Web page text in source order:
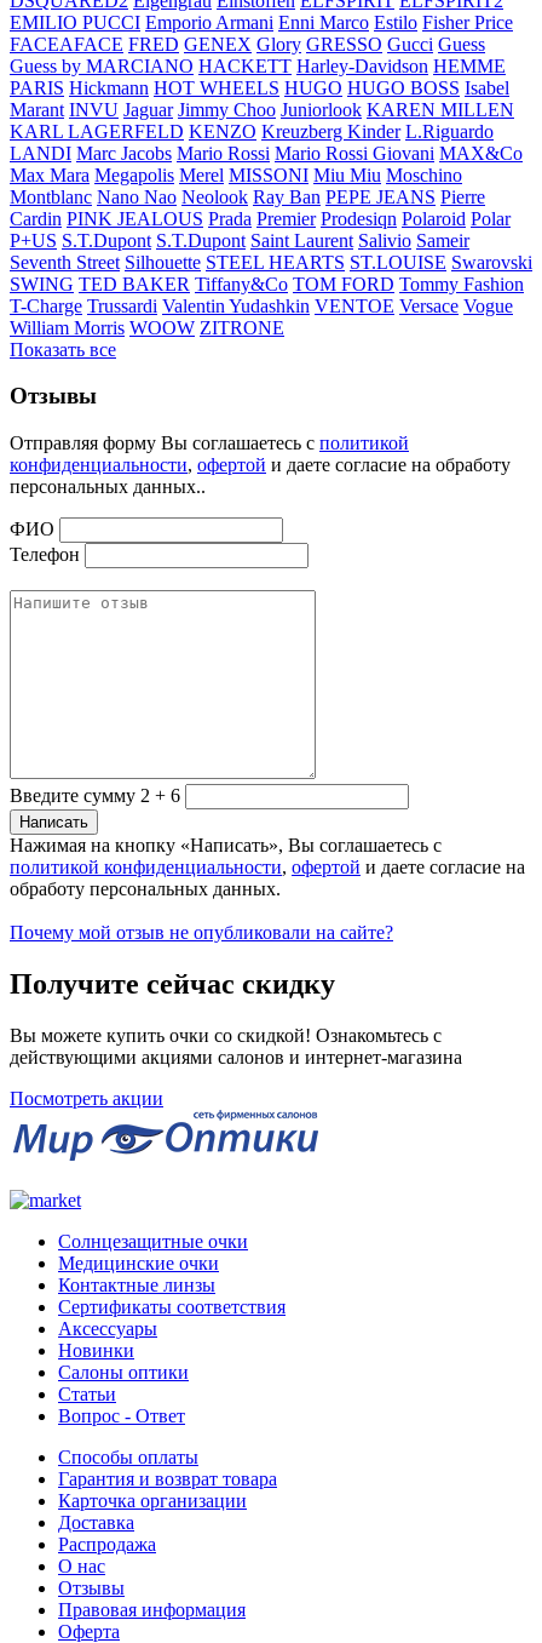
EMILIO PUCCI Emporio Armani Enni Marco Estilo Fisher Price
FACEAFACE FRED GENEX Glory GRESSO Gucci Guess
Guess by MARCIANO HACKETT Harley-Davidson HEMME
PARIS Hickmann HOT WHEELS HUGO HUGO BOSS Isabel
Marant INVU Jaguar Jimmy Choo Juniorlook KAREN MILLEN
KARL LAGERFELD KENZO Kreuzberg Kinder L.Riguardo
LANDI Marc Jacobs Mario Rossi Mario Rossi Giovani MAX&Co
Max Mara Megapolis Merel MISSONI Miu Miu Moschino
Montblanc Nano Nao Neolook Ray Ban PEPE JEANS Pierre
Cardin PINK JEALOUS Prada Premier Prodesiqn Polaroid Polar
P+US S.T.Dupont S.T.Dupont Saint Laurent Salivio Sameir
Seventh Street Silhouette STEEL HEARTS ST.LOUISE Swarovski
SWING TED BAKER Tiffany&Co TOM FORD Tommy Fashion
T-Charge Trussardi Valentin Yudashkin VENTOE Versace Vogue
William Morris WOOW ZITRONE
Показать все
Отзывы
Отправляя форму Вы соглашаетесь с политикой
конфиденциальности, офертой и даете согласие на обработу
персональных данных..
ФИО
Телефон
Введите сумму 2 + 6
Нажимая на кнопку «Написать», Вы соглашаетесь с
политикой конфиденциальности, офертой и даете согласие на
обработу персональных данных.
Почему мой отзыв не опубликовали на сайте?
Получите сейчас скидку
Вы можете купить очки со скидкой! Ознакомьтесь с
действующими акциями салонов и интернет-магазина
Посмотреть акции
Солнцезащитные очки
Медицинские очки
Контактные линзы
Сертификаты соответствия
Аксессуары
Новинки
Салоны оптики
Статьи
Вопрос - Ответ
Способы оплаты
Гарантия и возврат товара
Карточка организации
Доставка
Распродажа
О нас
Отзывы
Правовая информация
Оферта